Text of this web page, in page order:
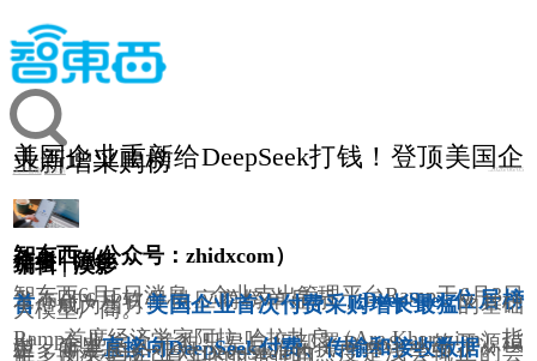
美国企业重新给DeepSeek打钱！登顶美国企
业新增采购榜
人工智能 智东西 2026/06/05
智东西（公众号：zhidxcom）
作者 | 陈佳
编辑 | 漠影
智东西6月5日消息，企业支出管理平台Ramp于6月3日
发布的6月软件供应商榜单显示，DeepSeek位居榜
首，成为当月美国企业首次付费采购增长最猛的基础
大模型厂商。
Ramp首席经济学家阿拉·哈拉扎良（Ara Kharazian）指
出，企业这次并非只是自行部署DeepSeek的开源模
型，而是直接向DeepSeek付费、传输和接收数据。一
年多前美国企业对DeepSeek的热度是浅尝辄止的尝